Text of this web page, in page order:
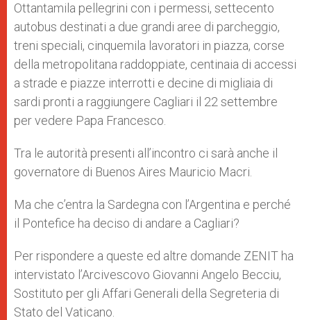
p
p
g
e
r
o
k
r
Ottantamila pellegrini con i permessi, settecento
autobus destinati a due grandi aree di parcheggio,
treni speciali, cinquemila lavoratori in piazza, corse
della metropolitana raddoppiate, centinaia di accessi
a strade e piazze interrotti e decine di migliaia di
sardi pronti a raggiungere Cagliari il 22 settembre
per vedere Papa Francesco.
Tra le autorità presenti all’incontro ci sarà anche il
governatore di Buenos Aires Mauricio Macri.
Ma che c’entra la Sardegna con l’Argentina e perché
il Pontefice ha deciso di andare a Cagliari?
Per rispondere a queste ed altre domande ZENIT ha
intervistato l’Arcivescovo Giovanni Angelo Becciu,
Sostituto per gli Affari Generali della Segreteria di
Stato del Vaticano.